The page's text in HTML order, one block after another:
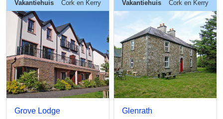
Vakantiehuis Cork en Kerry
Grove Lodge
Vakantiehuis Cork en Kerry
Glenrath